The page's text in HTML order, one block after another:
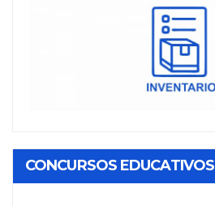
CONCURSOS EDUCATIVOS